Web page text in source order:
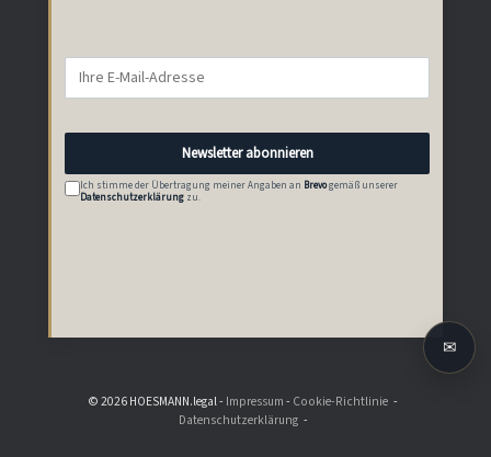
Mail-
Adresse
Newsletter abonnieren
Ich stimme der Übertragung meiner Angaben an Brevogemäß unserer
Datenschutzerklärung zu.
© 2026 HOESMANN.legal - Impressum- Cookie-Richtlinie
Datenschutzerklärung
✉